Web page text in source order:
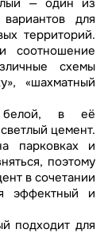
для
территорий.
соотношение
схемы
«шахматный
белой, в её
цемент.
парковках и
поэтому
в сочетании
эффектный и
подходит для